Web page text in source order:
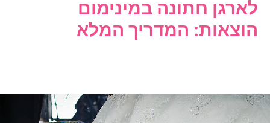
לארגן חתונה במינימום
הוצאות: המדריך המלא